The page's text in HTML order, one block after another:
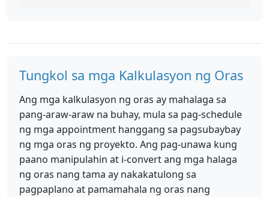
Tungkol sa mga Kalkulasyon ng Oras
Ang mga kalkulasyon ng oras ay mahalaga sa
pang-araw-araw na buhay, mula sa pag-schedule
ng mga appointment hanggang sa pagsubaybay
ng mga oras ng proyekto. Ang pag-unawa kung
paano manipulahin at i-convert ang mga halaga
ng oras nang tama ay nakakatulong sa
pagpaplano at pamamahala ng oras nang